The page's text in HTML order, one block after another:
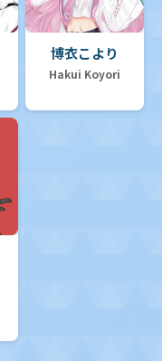
博衣こより
Hakui Koyori